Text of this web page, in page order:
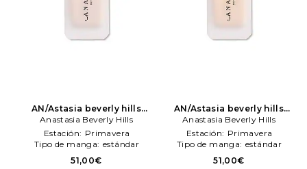
AN/Astasia beverly hills
maquillaje impeccable
blurreng second sken matte
foundation en color Beige
Anastasia Beverly Hills
Estación: Primavera
Tipo de manga: estándar
51,00€
AN/Astasia beverly hills
maquillaje impeccable
blurreng second sken matte
foundation en color Beige
Anastasia Beverly Hills
Estación: Primavera
Tipo de manga: estándar
51,00€